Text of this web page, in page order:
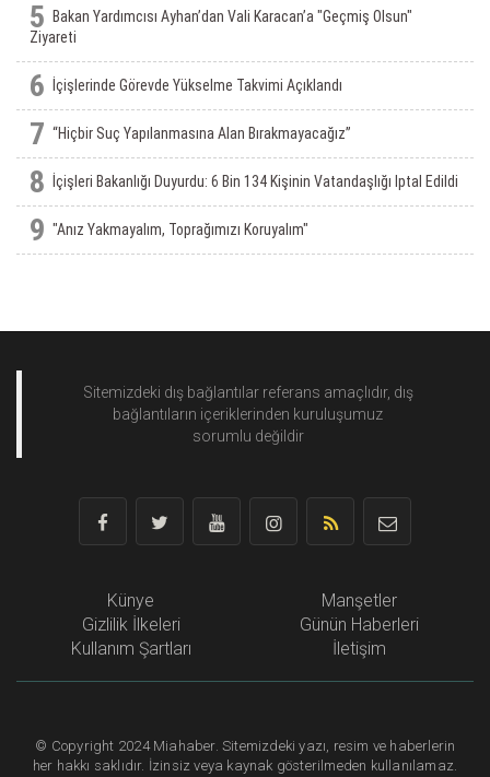
5
Bakan Yardımcısı Ayhan’dan Vali Karacan’a "Geçmiş Olsun"
Ziyareti
6 İçişlerinde Görevde Yükselme Takvimi Açıklandı
7 “Hiçbir Suç Yapılanmasına Alan Bırakmayacağız”
8 İçişleri Bakanlığı Duyurdu: 6 Bin 134 Kişinin Vatandaşlığı Iptal Edildi
9 "Anız Yakmayalım, Toprağımızı Koruyalım"
Sitemizdeki dış bağlantılar referans amaçlıdır, dış
bağlantıların içeriklerinden kuruluşumuz
sorumlu değildir
Künye
Gizlilik İlkeleri
Kullanım Şartları
Manşetler
Günün Haberleri
İletişim
© Copyright 2024 Miahaber. Sitemizdeki yazı, resim ve haberlerin
her hakkı saklıdır. İzinsiz veya kaynak gösterilmeden kullanılamaz.